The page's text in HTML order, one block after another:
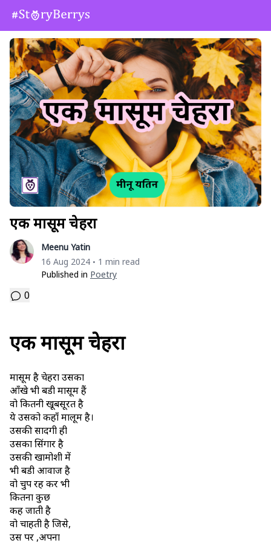
एक मासूम चेहरा
Meenu Yatin
16 Aug 2024 • 1 min read
Published in Poetry
0
एक मासूम चेहरा
मासूम है चेहरा उसका
आँखे भी बडी़ मासूम हैं
वो कितनी खूबसूरत है
ये उसको कहाँ मालूम है।
उसकी सादगी ही
उसका सिंगार है
उसकी खामोशी में
भी बडी़ आवाज है
वो चुप रह कर भी
कितना कुछ
कह जाती है
वो चाहती है जिसे,
उस पर ,अपना